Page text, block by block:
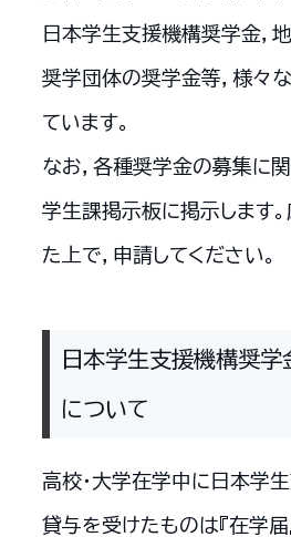
日本学生支援機構奨学金，
奨学団体の奨学金等，様々
ています。
なお，各種奨学金の募集に
学生課掲示板に掲示します
た上で，申請してください。
日本学生支援機構奨学
について
高校・大学在学中に日本学
貸与を受けたものは『在学